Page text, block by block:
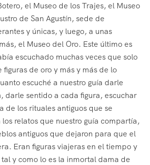
el Museo de los Trajes, el Museo
de San Agustín, sede de
y únicas, y luego, a unas
el Museo del Oro. Este último es
escuchado muchas veces que solo
de oro y más y más de lo
escuché a nuestro guía darle
darle sentido a cada figura, escuchar
de los rituales antiguos que se
relatos que nuestro guía compartía,
antiguos que dejaron para que el
Eran figuras viajeras en el tiempo y
y como lo es la inmortal dama de